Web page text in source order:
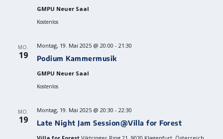
GMPU Neuer Saal
Kostenlos
MO.
19 Podium Kammermusik
Montag, 19. Mai 2025 @ 20:00 - 21:30
GMPU Neuer Saal
Kostenlos
MO.
19 Late Night Jam Session@Villa for Forest
Montag, 19. Mai 2025 @ 20:30 - 22:30